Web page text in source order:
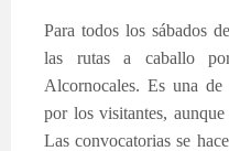
Para todos los sábados
las rutas a caballo
Alcornocales. Es una de
por los visitantes,
Las convocatorias se